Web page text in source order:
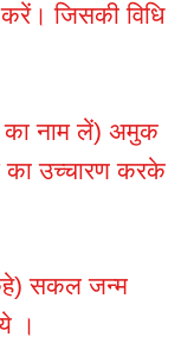
जिसकी विधि
का नाम लें) अमुक
का उच्चारण करके
कहे) सकल जन्म
।